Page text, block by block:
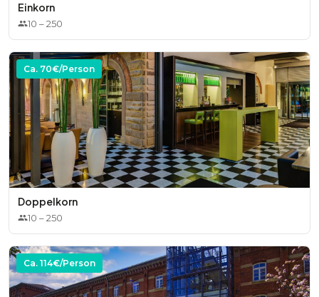
Einkorn
10 –250
Ca. 70€/Person
Doppelkorn
10 –250
Ca. 114€/Person